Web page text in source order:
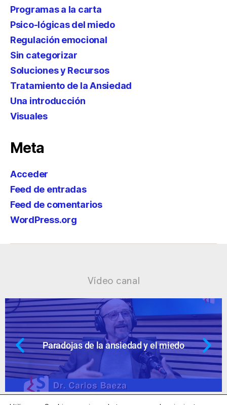
Programas a la carta
Psico-lógicas del miedo
Regulación emocional
Sin categorizar
Soluciones y Recursos
Tratamiento de la Ansiedad
Una introducción
Visuales
Meta
Acceder
Feed de entradas
Feed de comentarios
WordPress.org
Vídeo canal
y el miedo Ansiedad: